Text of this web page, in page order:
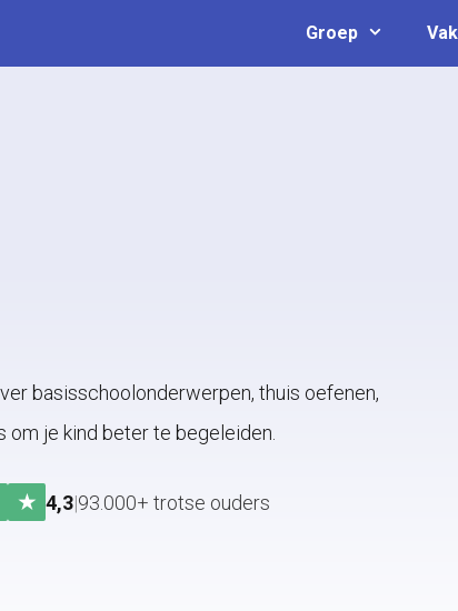
Groep
basisschoolonderwerpen, thuis oefenen,
om je kind beter te begeleiden.
★ 4,3|93.000+ trotse ouders